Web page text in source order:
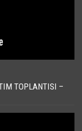
TOPLANTISI –